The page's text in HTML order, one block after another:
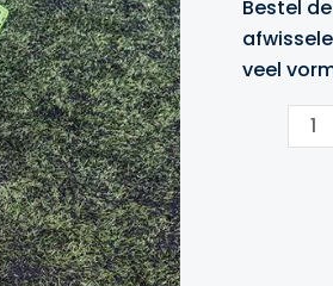
Bestel de
veel
Octa